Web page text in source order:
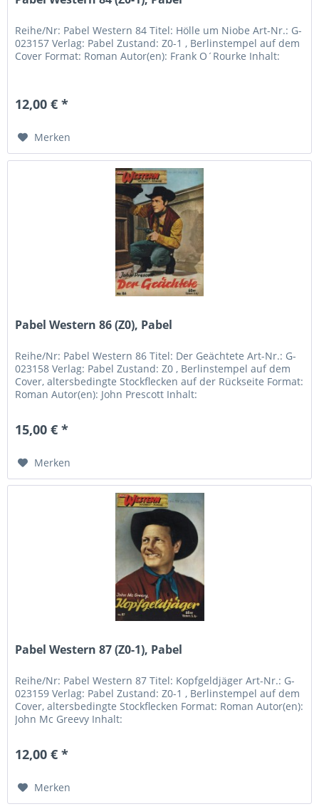
Reihe/Nr: Pabel Western 84 Titel: Hölle um Niobe Art-Nr.: G-
023157 Verlag: Pabel Zustand: Z0-1 , Berlinstempel auf dem
Cover Format: Roman Autor(en): Frank O´Rourke Inhalt:
12,00 € *
Merken
Pabel Western 86 (Z0), Pabel
Reihe/Nr: Pabel Western 86 Titel: Der Geächtete Art-Nr.: G-
023158 Verlag: Pabel Zustand: Z0 , Berlinstempel auf dem
Cover, altersbedingte Stockflecken auf der Rückseite Format:
Roman Autor(en): John Prescott Inhalt:
15,00 € *
Merken
Pabel Western 87 (Z0-1), Pabel
Reihe/Nr: Pabel Western 87 Titel: Kopfgeldjäger Art-Nr.: G-
023159 Verlag: Pabel Zustand: Z0-1 , Berlinstempel auf dem
Cover, altersbedingte Stockflecken Format: Roman Autor(en):
John Mc Greevy Inhalt:
12,00 € *
Merken